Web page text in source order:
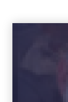
C'est le